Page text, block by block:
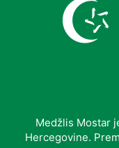
Medžlis Mostar
Hercegovine.